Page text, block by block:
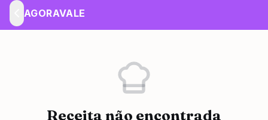
AGORAVALE
Receita não encontrada